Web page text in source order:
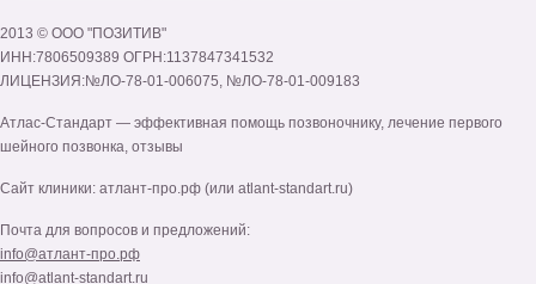
2013 © ООО "ПОЗИТИВ"
ИНН:7806509389 ОГРН:1137847341532
ЛИЦЕНЗИЯ:№ЛО-78-01-006075, №ЛО-78-01-009183
Атлас-Стандарт — эффективная помощь позвоночнику, лечение первого
шейного позвонка, отзывы
Сайт клиники: атлант-про.рф (или atlant-standart.ru)
Почта для вопросов и предложений:
info@атлант-про.рф
info@atlant-standart.ru